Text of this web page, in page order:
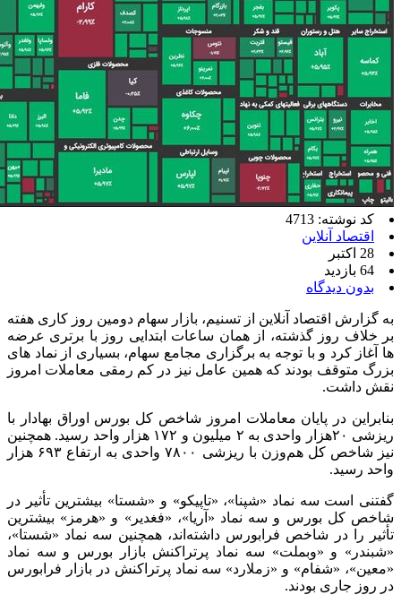
کد نوشته: 4713
اقتصاد آنلاین
28 اکتبر
64 بازدید
بدون دیدگاه
به گزارش اقتصاد آنلاین از تسنیم، بازار سهام دومین روز کاری هفته
بر خلاف روز گذشته، از همان ساعات ابتدایی روز با برتری عرضه
ها آغاز کرد و با توجه به برگزاری مجامع سهام، بسیاری از نماد های
بزرگ متوقف بودند که همین عامل نیز در کم رمقی معاملات امروز
نقش داشت.
بنابراین در پایان معاملات امروز شاخص کل بورس اوراق بهادار با
ریزشی ۲۰هزار واحدی به ۲ میلیون و ۱۷۲ هزار واحد رسید. همچنین
نیز شاخص کل هم‌وزن با ریزشی ۷۸۰۰ واحدی به ارتفاع ۶۹۳ هزار
واحد رسید.
گفتنی است سه نماد «شپنا»، «تاپیکو» و «شستا» بیشترین تأثیر در
شاخص کل بورس و سه نماد «آریا»، «فغدیر» و «هرمز» بیشترین
تأثیر را در شاخص فرابورس داشته‌اند، همچنین سه نماد «شستا»،
«شبندر» و «وبملت» سه نماد پرتراکنش بازار بورس و سه نماد
«معین»، «شفام» و «زملارد» سه نماد پرتراکنش در بازار فرابورس
در روز جاری بودند.